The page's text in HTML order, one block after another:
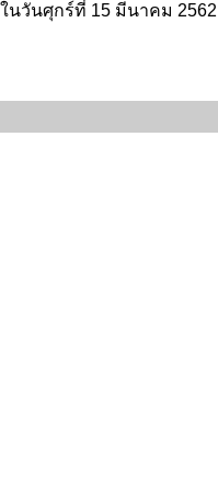
วันศุกร์ที่ 15 มีนาคม 2562